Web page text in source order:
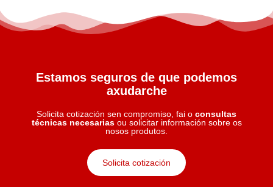
Estamos seguros de que podemos
axudarche
Solicita cotización sen compromiso, fai o consultas
técnicas necesariasou solicitar información sobre os
nosos produtos.
Solicita cotización